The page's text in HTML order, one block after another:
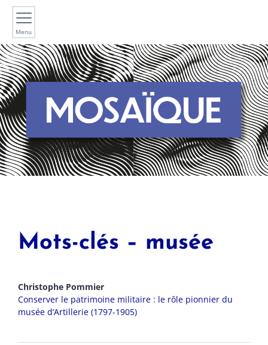
Menu
Mots-clés – musée
Christophe Pommier
Conserver le patrimoine militaire : le rôle pionnier du
musée d’Artillerie (1797-1905)